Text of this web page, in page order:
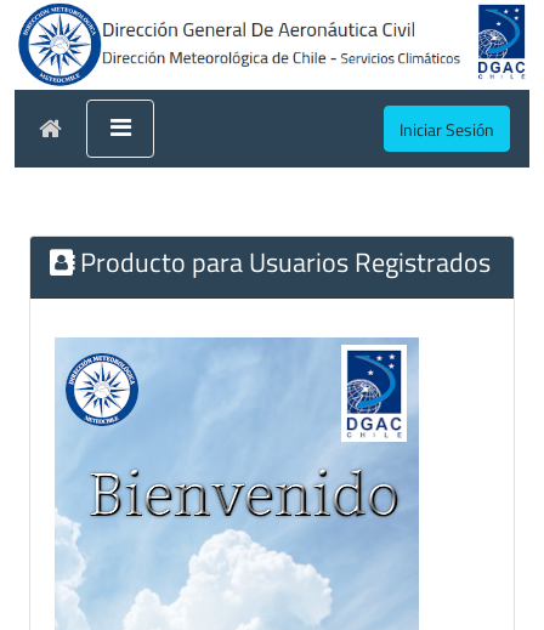
Iniciar Sesión
Producto para Usuarios Registrados